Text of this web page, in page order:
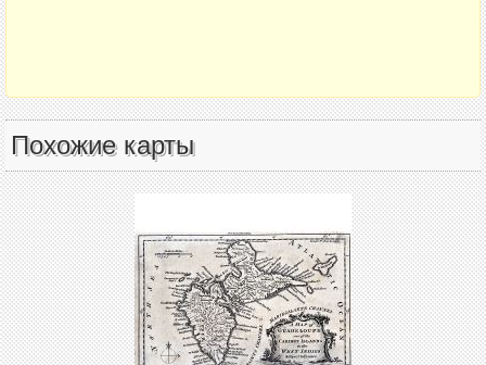
Похожие карты